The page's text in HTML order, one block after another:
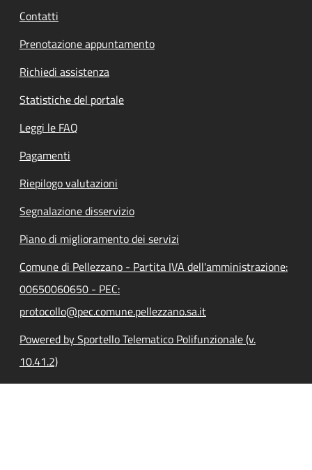
Contatti
Prenotazione appuntamento
Richiedi assistenza
Statistiche del portale
Leggi le FAQ
Pagamenti
Riepilogo valutazioni
Segnalazione disservizio
Piano di miglioramento dei servizi
Comune di Pellezzano - Partita IVA dell'amministrazione:
00650060650 - PEC:
protocollo@pec.comune.pellezzano.sa.it
Powered by Sportello Telematico Polifunzionale (v.
10.41.2)